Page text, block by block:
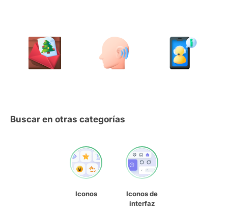
Buscar en otras categorías
Iconos
Iconos de
interfaz